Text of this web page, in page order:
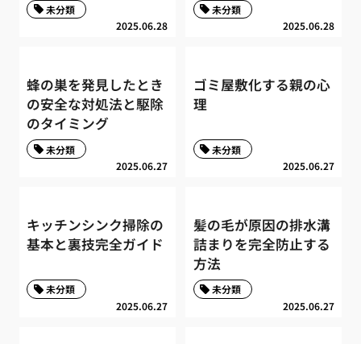
2025.06.28
未分類
2025.06.28
未分類
蜂の巣を発見したとき
の安全な対処法と駆除
のタイミング
2025.06.27
未分類
ゴミ屋敷化する親の心
理
2025.06.27
未分類
キッチンシンク掃除の
基本と裏技完全ガイド
2025.06.27
未分類
髪の毛が原因の排水溝
詰まりを完全防止する
方法
2025.06.27
未分類